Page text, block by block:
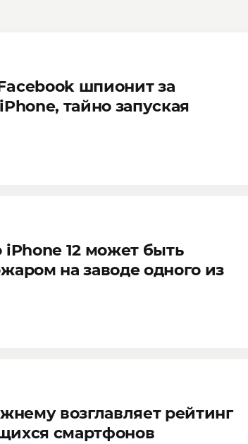
шпионит за
тайно запуская
iPhone 12 может быть
на заводе одного из
возглавляет рейтинг
смартфонов